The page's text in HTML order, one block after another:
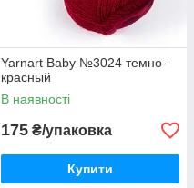
Yarnart Baby №3024 темно-
красный
В наявності
175 ₴/упаковка
Купити